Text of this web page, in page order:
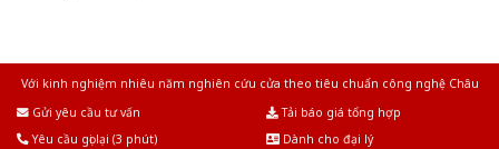
Với kinh nghiệm nhiêu năm nghiên cứu cửa theo tiêu chuẩn công nghệ Châu
Gửi yêu cầu tư vấn
Tải báo giá tổng hợp
Yêu cầu gọi lại (3 phút)
Dành cho đại lý